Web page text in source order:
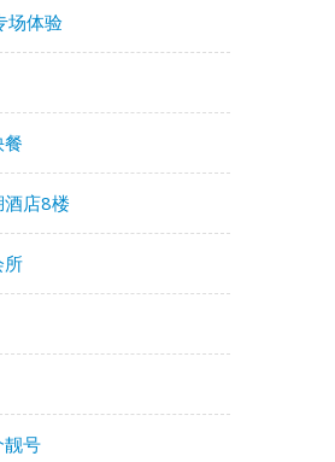
场体验
酒店8楼
所
靓号